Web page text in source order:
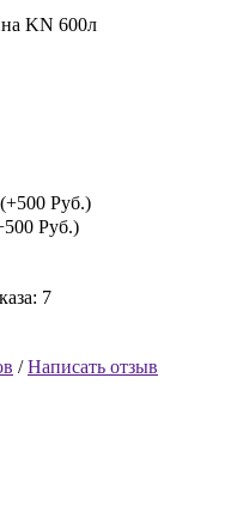
KN 600л
Pуб.)
Pуб.)
7
/Написать отзыв